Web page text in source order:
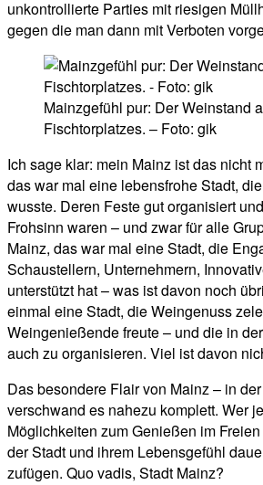
unkontrollierte Parties mit riesigen
gegen die man dann mit Verboten
Mainzgefühl pur: Der Weinstand
Fischtorplatzes. – Foto: gik
Ich sage klar: mein Mainz ist das nicht
das war mal eine lebensfrohe Stadt,
wusste. Deren Feste gut organisiert
Frohsinn waren – und zwar für alle
Mainz, das war mal eine Stadt, die
Schaustellern, Unternehmern,
unterstützt hat – was ist davon noch
einmal eine Stadt, die Weingenuss
Weingenießende freute – und die in
auch zu organisieren. Viel ist davon
Das besondere Flair von Mainz – in
verschwand es nahezu komplett. Wer
Möglichkeiten zum Genießen im
der Stadt und ihrem Lebensgefühl
zufügen. Quo vadis, Stadt Mainz?